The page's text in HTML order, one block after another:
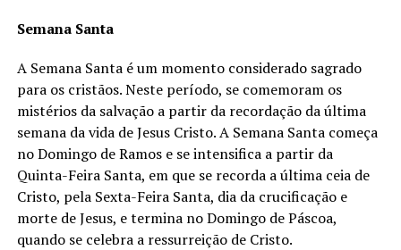
Semana Santa
A Semana Santa é um momento considerado sagrado
para os cristãos. Neste período, se comemoram os
mistérios da salvação a partir da recordação da última
semana da vida de Jesus Cristo. A Semana Santa começa
no Domingo de Ramos e se intensifica a partir da
Quinta-Feira Santa, em que se recorda a última ceia de
Cristo, pela Sexta-Feira Santa, dia da crucificação e
morte de Jesus, e termina no Domingo de Páscoa,
quando se celebra a ressurreição de Cristo.